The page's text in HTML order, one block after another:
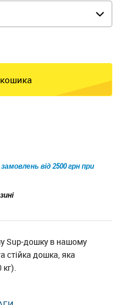
від 2500 грн при
Sup-дошку в нашому
стійка дошка, яка
кг).